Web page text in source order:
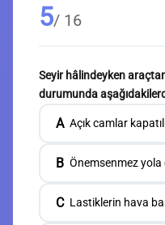
5/ 16
Seyir hâlindeyken
durumunda
A Açık camlar
B Önemsenmez yola
C Lastiklerin hava